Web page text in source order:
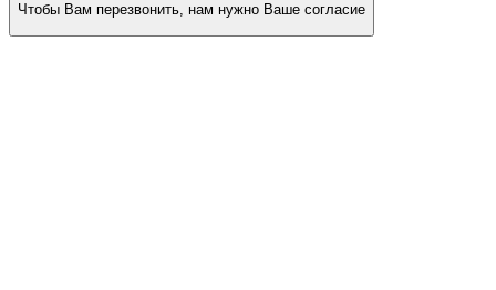
Чтобы Вам перезвонить, нам нужно Ваше согласие